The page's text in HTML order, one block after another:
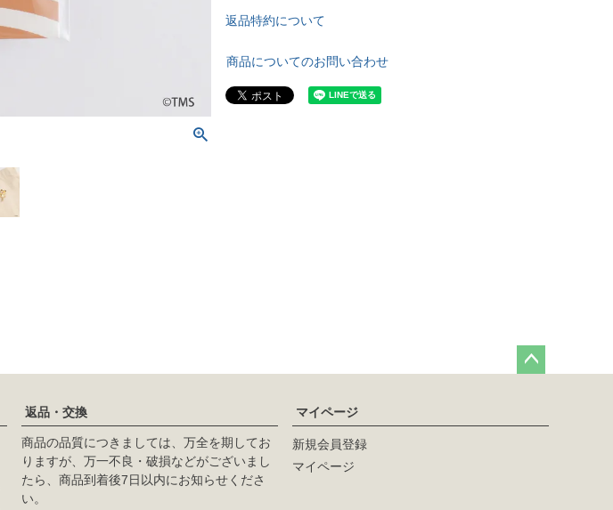
返品特約について
商品についてのお問い合わせ
返品・交換
商品の品質につきましては、万全を期してお
りますが、万一不良・破損などがございまし
たら、商品到着後7日以内にお知らせくださ
い。
マイページ
新規会員登録
マイページ